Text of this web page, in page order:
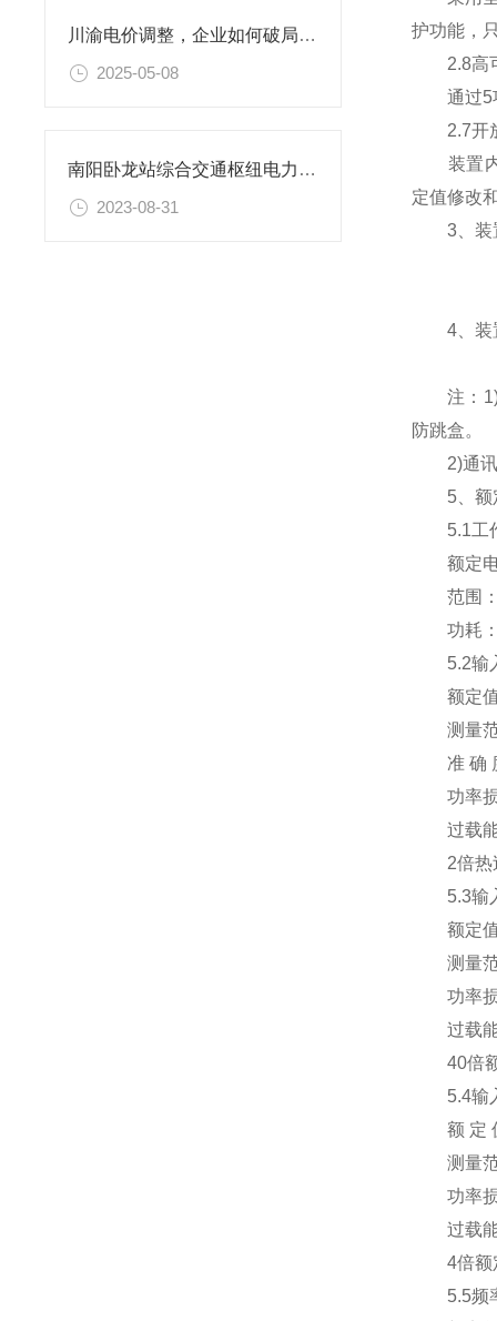
川渝电价调整，企业如何破局？安科瑞智慧能源管理平台全场景应对策略
2025-05-08
南阳卧龙站综合交通枢纽电力监控系统项目的设计与应用
2023-08-31
护功能，
2.8高
通过5项
2.7开
装置内
定值修改
3、装
4、装
注：1)
防跳盒。
2)通讯
5、额
5.1工
额定电
范围：
功耗：
5.2输
额定值
测量范
准 确
功率损
过载能
2倍热
5.3输入
额定值
测量范
功率损
过载能
40倍额
5.4输入
额 定
测量范
功率损
过载能
4倍额
5.5频